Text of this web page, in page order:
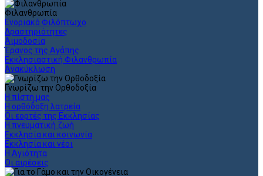
Φιλανθρωπία
Ενοριακό Φιλόπτωχο
Δραστηριότητες
Αιμοδοσία
Έρανος της Αγάπης
Εκκλησιαστική Φιλανθρωπία
Ανακύκλωση
Γνωρίζω την Ορθοδοξία
Η πίστη μας
Η ορθόδοξη λατρεία
Οι εορτές της Εκκλησίας
Η πνευματική ζωή
Εκκλησία και κοινωνία
Εκκλησία και νέοι
Η Αγιότητα
Οι αιρέσεις